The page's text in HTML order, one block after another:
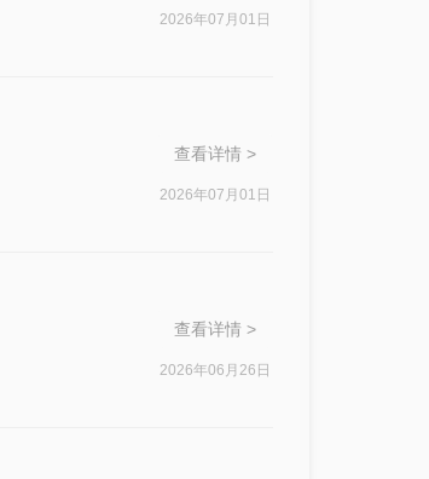
2026年07月01日
查看详情 >
2026年07月01日
查看详情 >
2026年06月26日